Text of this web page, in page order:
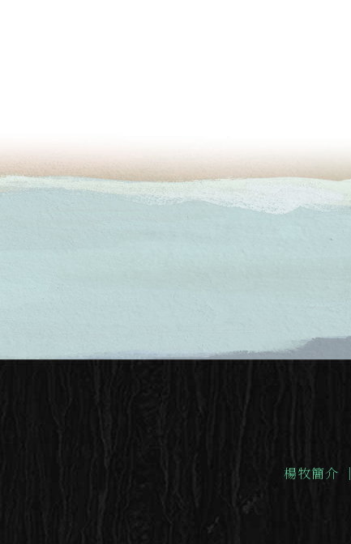
楊牧簡介 ｜